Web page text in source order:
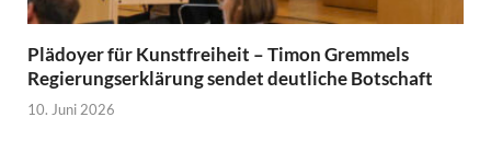
Plädoyer für Kunstfreiheit – Timon Gremmels
Regierungserklärung sendet deutliche Botschaft
10. Juni 2026